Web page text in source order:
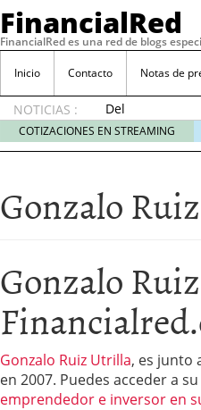
FinancialRed
FinancialRed es una red de blogs
Inicio Contacto Notas de
NOTICIAS :
Del
depósito
a la
está
cambiando
ahorro
en
España
05/08/2026
Seguros de
descubren
ReseÃ±a de
COTIZACIONES EN STREAMING
Gonzalo
Gonzalo
Gonzalo Ruiz Utrilla, es junto
en 2007. Puedes acceder a
emprendedor e inversor en